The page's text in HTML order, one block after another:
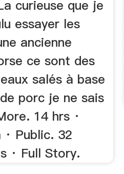
curieuse que je
essayer les
ancienne
ce sont des
salés à base
porc je ne sais
14 hrs ·
· Public. 32
· Full Story.